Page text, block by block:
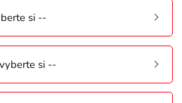
si --
si --